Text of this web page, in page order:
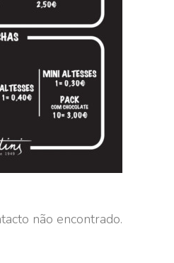
não encontrado.